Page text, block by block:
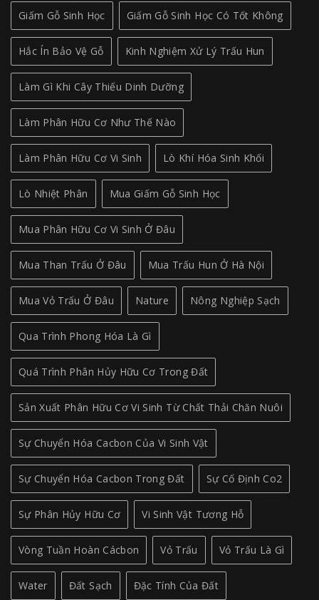
Giấm Gỗ Sinh Học Giấm Gỗ Sinh Học Có Tốt Không
Hắc Ín Bảo Vệ Gỗ Kinh Nghiệm Xử Lý Trấu Hun
Làm Gì Khi Cây Thiếu Dinh Dưỡng
Làm Phân Hữu Cơ Như Thế Nào
Làm Phân Hữu Cơ Vi Sinh Lò Khí Hóa Sinh Khối
Lò Nhiệt Phân Mua Giấm Gỗ Sinh Học
Mua Phân Hữu Cơ Vi Sinh Ở Đâu
Mua Than Trấu Ở Đâu Mua Trấu Hun Ở Hà Nội
Mua Vỏ Trấu Ở Đâu Nature Nông Nghiệp Sạch
Qua Trình Phong Hóa Là Gì
Quá Trình Phân Hủy Hữu Cơ Trong Đất
Sản Xuất Phân Hữu Cơ Vi Sinh Từ Chất Thải Chăn Nuôi
Sự Chuyển Hóa Cacbon Của Vi Sinh Vật
Sự Chuyển Hóa Cacbon Trong Đất Sự Cố Định Co2
Sự Phân Hủy Hữu Cơ Vi Sinh Vật Tương Hỗ
Vòng Tuần Hoàn Cácbon Vỏ Trấu Vỏ Trấu Là Gì
Water Đất Sạch Đặc Tính Của Đất